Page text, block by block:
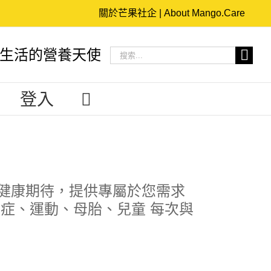
關於芒果社企 | About Mango.Care
活的營養天使
搜
登入
康期待，提供專屬於您需求
、運動、母胎、兒童 每次與